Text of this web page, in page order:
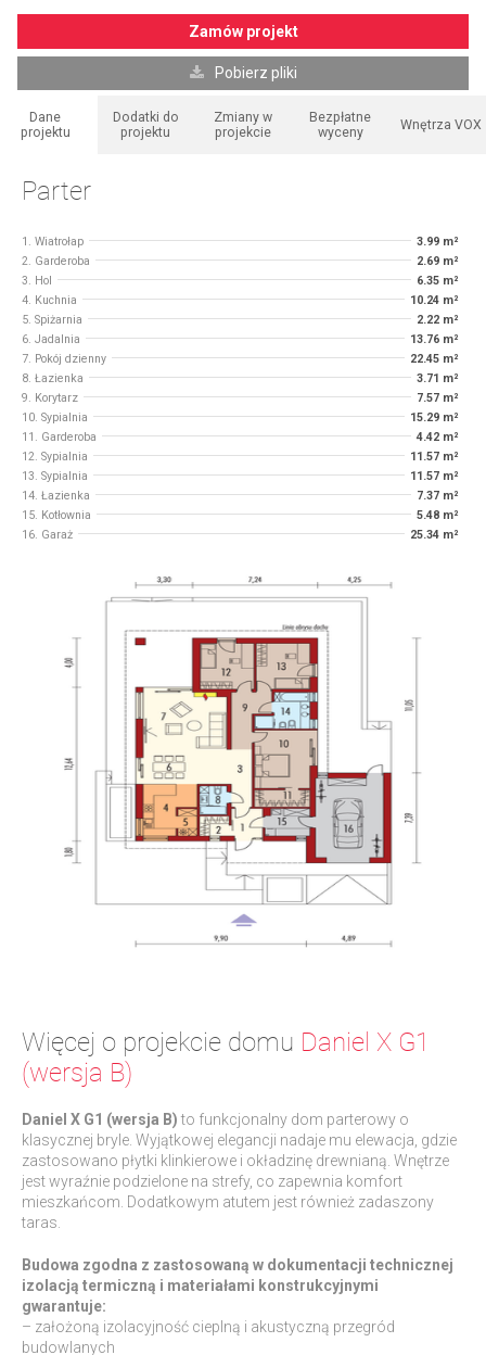
Zamów projekt
Pobierz pliki
Dane
projektu
Dodatki do
projektu
Zmiany w
projekcie
Bezpłatne
wyceny
Wnętrza VOX
Parter
1. Wiatrołap
3.99 m²
2. Garderoba
2.69 m²
3. Hol
6.35 m²
4. Kuchnia
10.24 m²
5. Spiżarnia
2.22 m²
6. Jadalnia
13.76 m²
7. Pokój dzienny
22.45 m²
8. Łazienka
3.71 m²
9. Korytarz
7.57 m²
10. Sypialnia
15.29 m²
11. Garderoba
4.42 m²
12. Sypialnia
11.57 m²
13. Sypialnia
11.57 m²
14. Łazienka
7.37 m²
15. Kotłownia
5.48 m²
16. Garaż
25.34 m²
Więcej o projekcie domu Daniel X G1
(wersja B)
Daniel X G1 (wersja B)to funkcjonalny dom parterowy o
klasycznej bryle. Wyjątkowej elegancji nadaje mu elewacja, gdzie
zastosowano płytki klinkierowe i okładzinę drewnianą. Wnętrze
jest wyraźnie podzielone na strefy, co zapewnia komfort
mieszkańcom. Dodatkowym atutem jest również zadaszony
taras.
Budowa zgodna z zastosowaną w dokumentacji technicznej
izolacją termiczną i materiałami konstrukcyjnymi
gwarantuje:
– założoną izolacyjność cieplną i akustyczną przegród
budowlanych